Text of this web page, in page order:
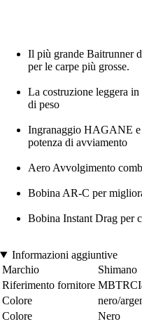
Il più grande Baitrunner
per le carpe più grosse.
La costruzione leggera
di peso
Ingranaggio HAGANE e
potenza di avviamento
Aero Avvolgimento
Bobina AR-C per
Bobina Instant Drag per
Informazioni aggiuntive
Marchio
Shimano
Riferimento fornitore
Colore
nero/
Colore
Nero